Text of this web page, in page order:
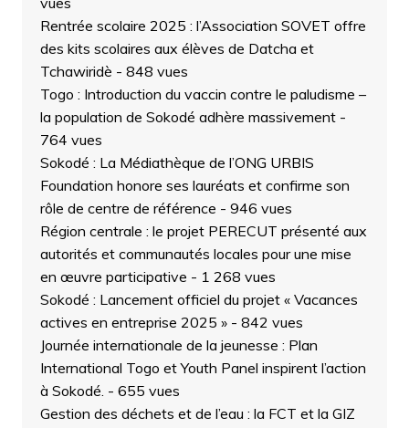
Rentrée scolaire 2025 : l’Association SOVET offre
des kits scolaires aux élèves de Datcha et
Tchawiridè - 848 vues
Togo : Introduction du vaccin contre le paludisme –
la population de Sokodé adhère massivement-
764 vues
Sokodé : La Médiathèque de l’ONG URBIS
Foundation honore ses lauréats et confirme son
rôle de centre de référence - 946 vues
Région centrale : le projet PERECUT présenté aux
autorités et communautés locales pour une mise
en œuvre participative - 1 268 vues
Sokodé : Lancement officiel du projet « Vacances
actives en entreprise 2025 »- 842 vues
Journée internationale de la jeunesse : Plan
International Togo et Youth Panel inspirent l’action
à Sokodé. - 655 vues
Gestion des déchets et de l’eau : la FCT et la GIZ